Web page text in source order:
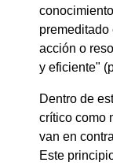
acción o
y eficiente"
Dentro de
crítico como
van en
Este